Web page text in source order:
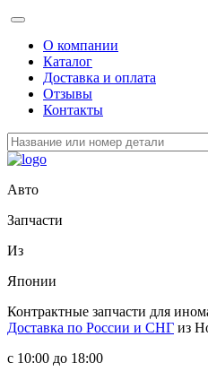
О компании
Каталог
Доставка и оплата
Отзывы
Контакты
Авто
Запчасти
Из
Японии
Контрактные запчасти для
Доставка по России и СНГ из
с 10:00 до 18:00